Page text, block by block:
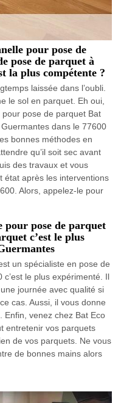
pour pose de
pose de parquet à
la plus compétente ?
laissée dans l’oubli.
le sol en parquet. Eh oui,
pose de parquet Bat
dans le 77600
bonnes méthodes en
qu’il soit sec avant
des travaux et vous
état après les interventions
Alors, appelez-le pour
pour pose de parquet
c’est le plus
un spécialiste en pose de
le plus expérimenté. Il
journée avec qualité si
cas. Aussi, il vous donne
Enfin, venez chez Bat Eco
entretenir vos parquets
de vos parquets. Ne vous
de bonnes mains alors